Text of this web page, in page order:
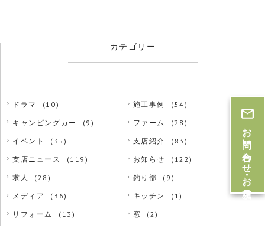
カテゴリー
ドラマ (10) 施工事例 (54)
キャンピングカー (9) ファーム (28)
イベント (35) 支店紹介 (83)
支店ニュース (119) お知らせ (122)
求人 (28) 釣り部 (9)
メディア (36) キッチン (1)
リフォーム (13) 窓 (2)
お問い合わせ・お見積